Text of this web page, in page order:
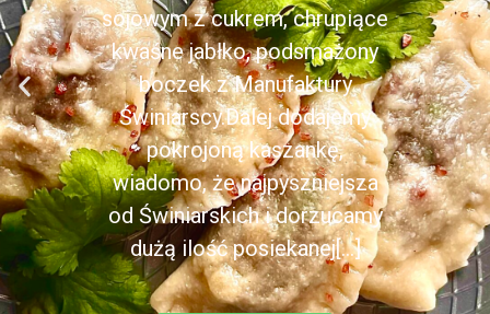
sojowym z cukrem, chrupiące
kwaśne jabłko, podsmażony
boczek z Manufaktury
Świniarscy.Dalej dodajemy
pokrojoną kaszankę,
wiadomo, że najpyszniejsza
od Świniarskich i dorzucamy
dużą ilość posiekanej[...]